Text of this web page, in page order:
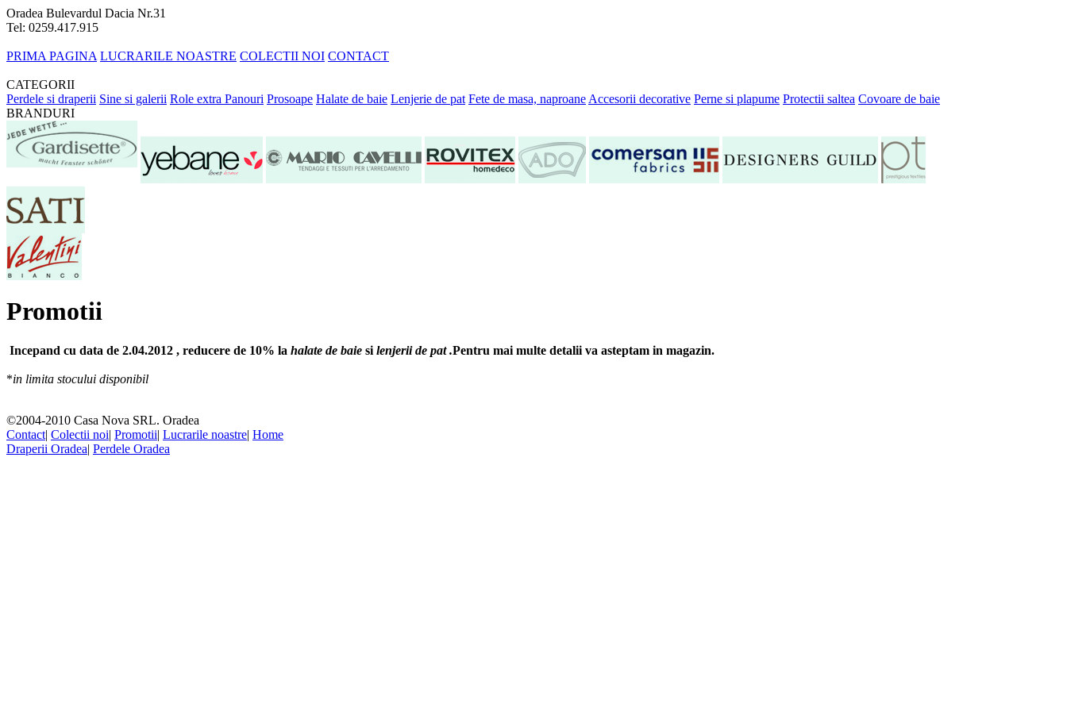
Oradea Bulevardul Dacia Nr.31
Tel: 0259.417.915
PRIMA PAGINA LUCRARILE NOASTRE COLECTII NOI CONTACT
CATEGORII
Perdele si draperii Sine si galerii Role extra Panouri Prosoape Halate de baie Lenjerie de pat Fete de masa, naproane Accesorii decorative Perne si plapume Protectii saltea Covoare de baie
BRANDURI
Promotii
Incepand cu data de 2.04.2012 , reducere de 10% la halate de baie si lenjerii de pat .Pentru mai multe detalii va asteptam in magazin.
*in limita stocului disponibil
©2004-2010 Casa Nova SRL. Oradea
Contact| Colectii noi| Promotii| Lucrarile noastre| Home
Draperii Oradea| Perdele Oradea